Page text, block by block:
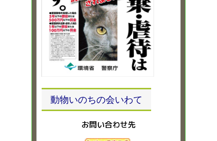
動物いのちの会いわて
お問い合わせ先